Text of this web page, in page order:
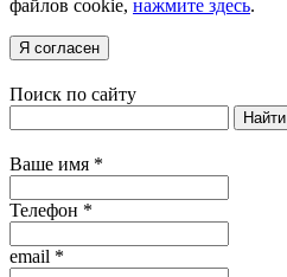
файлов cookie, нажмите здесь.
Я согласен
Поиск по сайту
Найти
Ваше имя *
Телефон *
email *